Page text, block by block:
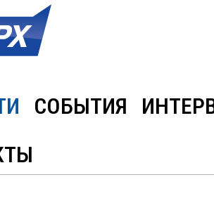
СОБЫТИЯ